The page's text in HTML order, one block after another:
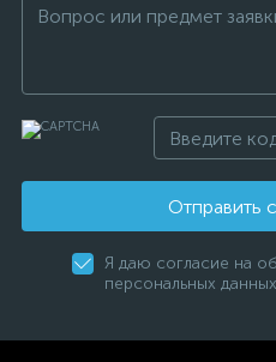
Отправить
Я даю согласие на
персональных данных